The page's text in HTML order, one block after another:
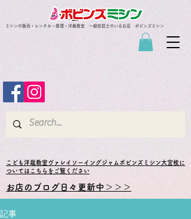
ミシンの販売・レンタル・修理・洋裁教室 一級技能士のいるお店 ボビンズミシン
​こども洋裁教室ヴァレイソーイングジャムボビンズミシン大宮校に
ついてはこちらをご覧ください
お店のブログ日々更新中＞＞＞
記事